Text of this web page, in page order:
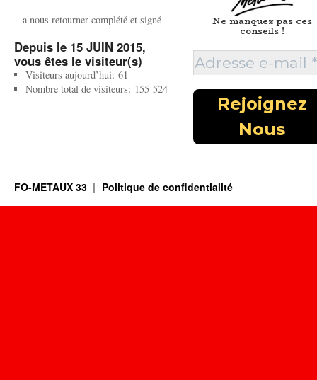
a nous retourner complété et signé
Depuis le 15 JUIN 2015,
vous êtes le visiteur(s)
Visiteurs aujourd’hui: 61
Nombre total de visiteurs: 155 524
Ne manquez pas ces
conseils !
FO-METAUX 33 Politique de confidentialité